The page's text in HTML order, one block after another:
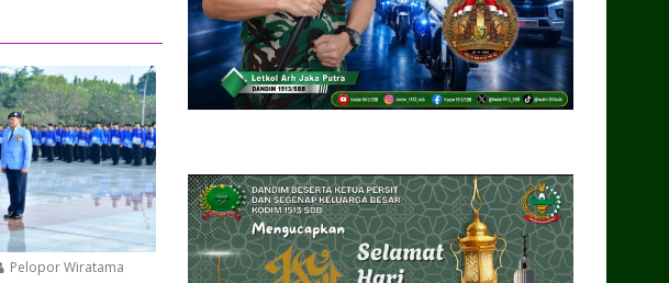
Pelopor Wiratama